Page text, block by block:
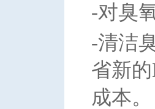
-对臭
-清洁
省新
成本